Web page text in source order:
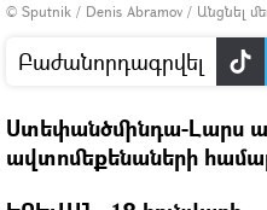
© Sputnik / Denis Abramov / Անցնել
Բաժանորդագրվել
Ստեփանծմինդա-Լարս
ավտոմեքենաների